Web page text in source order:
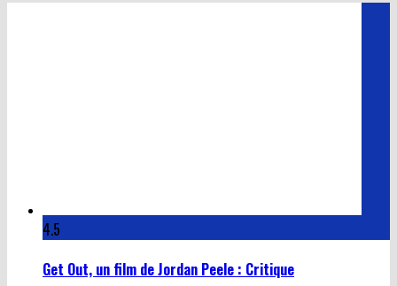
4.5
Get Out, un film de Jordan Peele : Critique